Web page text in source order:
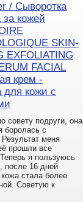
/ Сыворотка
кожей
SKIN-
EXFOLIATING
FACIAL
крем -
для кожи с
совету подруги, она
боролась с
меня
прошли все
я пользуюсь
после 16 дней
стала более
Советую к